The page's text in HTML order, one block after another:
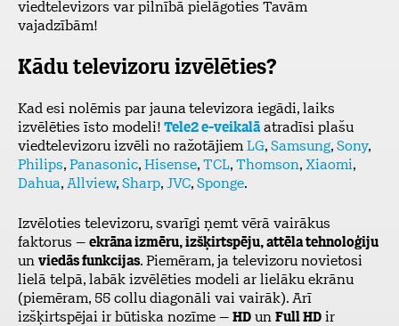
viedtelevizors var pilnībā pielāgoties Tavām
vajadzībām!
Kādu televizoru izvēlēties?
Kad esi nolēmis par jaunatelevizora iegādi, laiks
izvēlēties īsto modeli! Tele2 e-veikalāatradīsi plašu
viedtelevizoru izvēli no ražotājiem LG, Samsung, Sony,
Philips, Panasonic, Hisense, TCL, Thomson, Xiaomi,
Dahua, Allview, Sharp, JVC, Sponge.
Izvēloties televizoru, svarīgi ņemt vērā vairākus
faktorus – ekrāna izmēru, izšķirtspēju, attēla tehnoloģiju
un viedās funkcijas. Piemēram, ja televizoru novietosi
lielā telpā, labāk izvēlēties modeli ar lielāku ekrānu
(piemēram, 55 collu diagonāli vai vairāk). Arī
izšķirtspējai ir būtiska nozīme – HD un Full HD ir